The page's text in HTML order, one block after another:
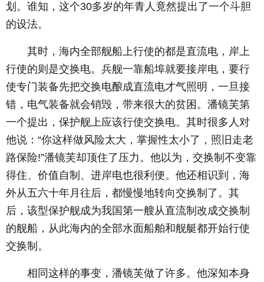
划。谁知，这个30多岁的年青人竟然提出了一个斗胆
的设法。
其时，海内全部舰船上行使的都是直流电，岸上
行使的则是交换电。兵舰一靠船埠就要接岸电，要行
使专门装备先把交换电酿成直流电才气照明，一旦接
错，电气装备就会销毁，带来很大的贫困。潘镜芙第
一个提出，保护舰上应该行使交换电。其时很多人对
他说：“你这样做风险太大，掌握性太小了，照旧走老
路保险!”潘镜芙却顶住了压力。他以为，交换制不变靠
得住、价值自制、进岸电也很利便。他还相识到，海
外从五六十年月往后，都慢慢地转向交换制了。其
后，该型保护舰成为我国第一艘从直流制改成交换制
的舰船，从此海内的全部水面船舶和舰艇都开始行使
交换制。
相同这样的事变，潘镜芙做了许多。他深知本身